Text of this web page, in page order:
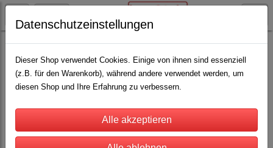
Rinderhaltung Klauenpflege Import Huf-u. Klauenmesser(5)
Sortierung wählen
Datenschutzeinstellungen
Dieser Shop verwendet Cookies. Einige von ihnen sind essenziell
(z.B. für den Warenkorb), während andere verwendet werden, um
diesen Shop und Ihre Erfahrung zu verbessern.